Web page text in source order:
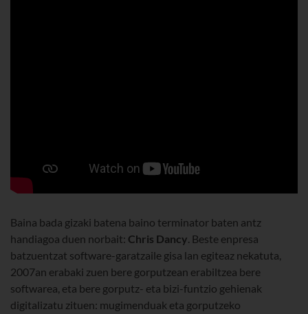
Baina bada gizaki batena baino terminator baten antz
handiagoa duen norbait: Chris Dancy. Beste enpresa
batzuentzat software-garatzaile gisa lan egiteaz nekatuta,
2007an erabaki zuen bere gorputzean erabiltzea bere
softwarea, eta bere gorputz- eta bizi-funtzio gehienak
digitalizatu zituen: mugimenduak eta gorputzeko